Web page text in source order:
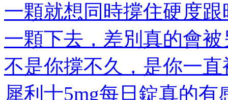
一顆就想同時撐住硬度
一顆下去，差別真的會
不是你撐不久，是你一
犀利士5mg每日錠真的有